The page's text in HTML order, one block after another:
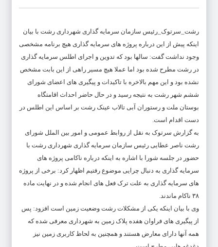
رشت_سرتوک_رئیس سازمان سرمایه گذاری شهرداری رشت با بیان
اینکه پیش از این درباره پروژه های سرمایه گذاری هیچ برنامه مشخصی
وجود نداشت گفت: سالها بود که تدوین و اجرای اطلس سرمایه گذاری
در رشت مطرح شده بود اما عملا هیچ مسیر راهی از این بابت مشخص
نشده بود و این مهم بالاخره با تاکیدات و پیگیری های اعضای شورای
ششم شهر رشت به نتیجه رسید و در حال حاضر احداث اقامتگاه
بوستان ملت و رستوران آبی تالاب عینک رشت بر اساس این اطلس در
دست اقدام است.
‌به گزارش سرتوک به نقل از روابط عمومی و امور بین الملل شورای
رشت ناصر عطایی رئیس سازمان سرمایه گذاری شهرداری رشت با
حضور در جلسه شورا با اشاره به اینکه درباره ناکامی پروژه های
سرمایه گذاری به دنبال چرایی موضوع رفتیم اظهار کرد: برخی از پروژه
های سرمایه گذاری به علت ترک فعل های انجام شده و در نهایت ماده
۳۸ ناکام ماندند.
وی با بیان اینکه یکی از مشکلات رشت وضعیت زمین است افزود: پس
از پیگیری های فراوان هفده پلاک زمین به شهرداری معرفی شده که
همه آنها دارای معارض هستند و همچنین به لحاظ کاربری زمین نیز